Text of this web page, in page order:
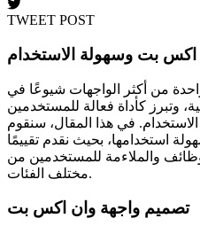
TWEET POST
اكس بت وسهولة الاستخدام
من أكثر الواجهات شيوعًا في
وتبرز كأداة فعالة للمستخدمين
في هذا المقال، سنقوم
استخدامها، بحيث نقدم تقييمًا
والملاءمة للمستخدمين من
مختلف الفئات.
تصميم واجهة وان اكس بت